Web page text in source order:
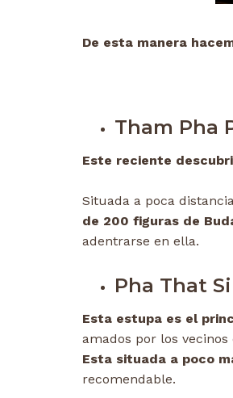
De esta manera
Tham Pha
Este reciente
Situada a poca
de 200 figuras de
adentrarse en ella.
Pha That
Esta estupa es el
amados por los
Esta situada a poco
recomendable.